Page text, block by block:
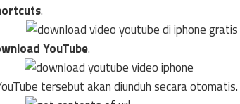
.
YouTube.
tersebut akan diunduh secara otomatis.